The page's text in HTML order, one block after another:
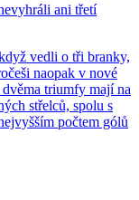
ani třetí
vedli o tři branky,
naopak v nové
triumfy mají na
střelců, spolu s
počtem gólů